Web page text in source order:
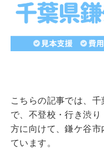
こちらの記事では、
で、不登校・行き渋
方に向けて、鎌ケ谷
ています。